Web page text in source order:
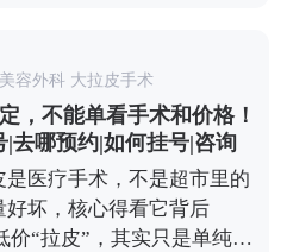
平台（公众号、百家号、
了解。
类项目，重点看机构是否
肤科或美容科的医生只要
全模糊，甚至脸颊肉往下
了。北京能做拉皮的医生
年轻化的整形外科医生，
熟悉，效果和恢复都更有
容外科 大拉皮手术
，不能单看手术和价格！
去哪预约|如何挂号|咨询
医疗手术，不是超市里的
坏，核心得看它背后
价“拉皮”，其实只是单纯提